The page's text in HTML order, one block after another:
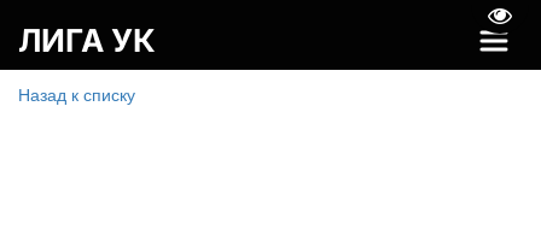
ЛИГА УК
Назад к списку